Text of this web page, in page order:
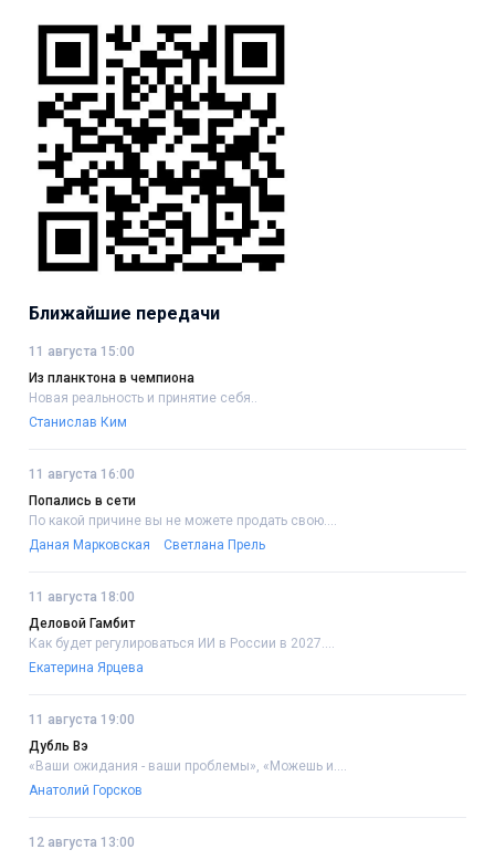
Ближайшие передачи
11 августа 15:00
Из планктона в чемпиона
Новая реальность и принятие себя..
Станислав Ким
11 августа 16:00
Попались в сети
По какой причине вы не можете продать свою....
Даная Марковская
Светлана Прель
11 августа 18:00
Деловой Гамбит
Как будет регулироваться ИИ в России в 2027....
Екатерина Ярцева
11 августа 19:00
Дубль Вэ
«Ваши ожидания - ваши проблемы», «Можешь и....
Анатолий Горсков
12 августа 13:00